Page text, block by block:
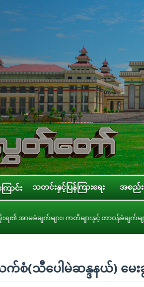
ာင်း သတင်းနှင့်ပြန်ကြားရေး အစည်း
းနှင့် တာဝန်ခံချက်များစိစစ်ရေးကော်မတီနှင့်
က်စံ(သီပေါမဲဆန္ဒနယ်) မေး